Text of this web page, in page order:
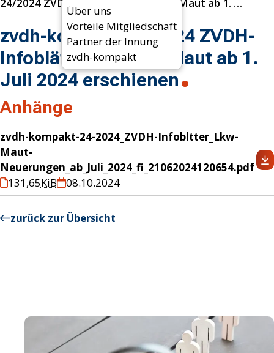
Über uns
Vorteile Mitgliedschaft
Partner der Innung
zvdh-kompakt
zvdh-kompakt 24/2024 ZVDH-
Infoblätter zur Lkw-Maut ab 1.
Juli 2024 erschienen
Anhänge
zvdh-kompakt-24-2024_ZVDH-Infobltter_Lkw-
Maut-
Neuerungen_ab_Juli_2024_fi_21062024120654.pdf
131,65KiB 08.10.2024
zurück zur Übersicht